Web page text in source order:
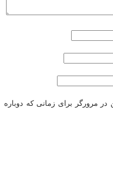
در مرورگر برای زمانی که دوباره